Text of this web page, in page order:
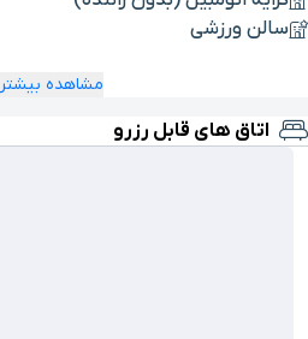
سالن ورزشی
مشاهده بیشتر
اتاق های قابل رزرو